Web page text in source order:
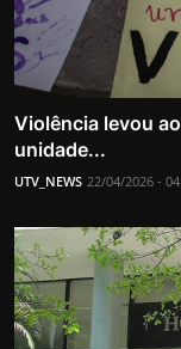
Violência levou
unidade...
UTV_NEWS 22/04/2026 -